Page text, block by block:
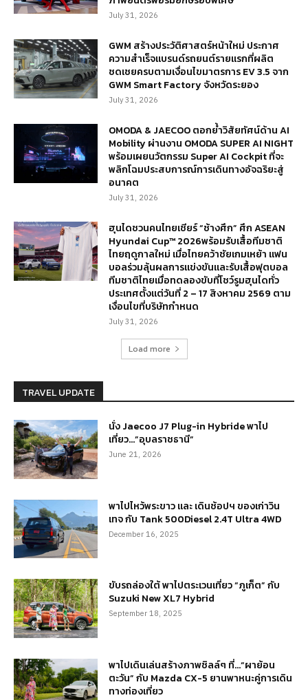
July 31, 2026
GWM สร้างประวัติศาสตร์หน้าใหม่ ประกาศ
ความสำเร็จแบรนด์รถยนต์รายแรกที่ผลิต
ชดเชยครบตามเงื่อนไขมาตรการ EV 3.5 จาก
GWM Smart Factory จังหวัดระยอง
July 31, 2026
OMODA & JAECOO ตอกย้ำวิสัยทัศน์ด้าน AI
Mobility ผ่านงาน OMODA SUPER AI NIGHT
พร้อมเผยนวัตกรรม Super AI Cockpit ที่จะ
พลิกโฉมประสบการณ์การเดินทางอัจฉริยะสู่
อนาคต
July 31, 2026
ฮุนไดชวนคนไทยเชียร์ “ช้างศึก” ศึก ASEAN
Hyundai Cup™ 2026พร้อมรับเสื้อทีมชาติ
ไทยฤดูกาลใหม่ เมื่อไทยคว้าชัยเกมเหย้า แฟน
บอลร่วมลุ้นผลการแข่งขันและรับเสื้อฟุตบอล
ทีมชาติไทยเมื่อทดลองขับที่โชว์รูมฮุนไดทั่ว
ประเทศตั้งแต่วันที่ 2 – 17 สิงหาคม 2569 ตาม
เงื่อนไขที่บริษัทกำหนด
July 31, 2026
Load more
TRAVEL UPDATE
นั่ง Jaecoo J7 Plug-in Hybride พาไป
เที่ยว…”อุบลราชธานี”
June 21, 2026
พาไปไหว้พระขาว และ เดินช้อปฯ ของเก่าวิน
เทจ กับ Tank 500Diesel 2.4T Ultra 4WD
December 16, 2025
ขับรถล่องใต้ พาไปตระเวนเที่ยว “ภูเก็ต” กับ
Suzuki New XL7 Hybrid
September 18, 2025
พาไปเดินเล่นสร้างภาพชิลล์ๆ ที่…“ผาย้อน
ตะวัน” กับ Mazda CX-5 ยานพาหนะคู่การเดิน
ทางท่องเที่ยว